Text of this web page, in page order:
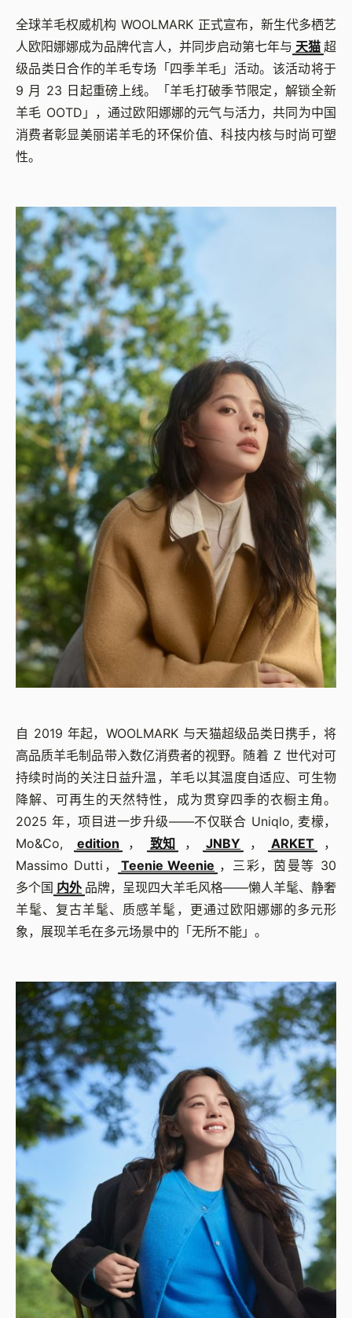
全球羊毛权威机构 WOOLMARK 正式宣布，新生代多栖艺
人欧阳娜娜成为品牌代言人，并同步启动第七年与 天猫 超
级品类日合作的羊毛专场「四季羊毛」活动。该活动将于
9 月 23 日起重磅上线。「羊毛打破季节限定，解锁全新
羊毛 OOTD」，通过欧阳娜娜的元气与活力，共同为中国
消费者彰显美丽诺羊毛的环保价值、科技内核与时尚可塑
性。
自 2019 年起，WOOLMARK 与天猫超级品类日携手，将
高品质羊毛制品带入数亿消费者的视野。随着 Z 世代对可
持续时尚的关注日益升温，羊毛以其温度自适应、可生物
降解、可再生的天然特性，成为贯穿四季的衣橱主角。
2025 年，项目进一步升级——不仅联合 Uniqlo, 麦檬，
Mo&Co,
edition ， 致知 ， JNBY ， ARKET
，
Massimo Dutti，
Teenie Weenie ，三彩，茵曼等 30
多个国 内外 品牌，呈现四大羊毛风格——懒人羊髦、静奢
羊髦、复古羊髦、质感羊髦，更通过欧阳娜娜的多元形
象，展现羊毛在多元场景中的「无所不能」。